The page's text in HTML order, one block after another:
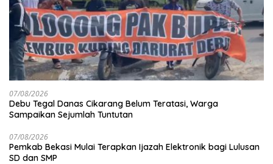
07/08/2026
Debu Tegal Danas Cikarang Belum Teratasi, Warga
Sampaikan Sejumlah Tuntutan
07/08/2026
Pemkab Bekasi Mulai Terapkan Ijazah Elektronik bagi Lulusan
SD dan SMP